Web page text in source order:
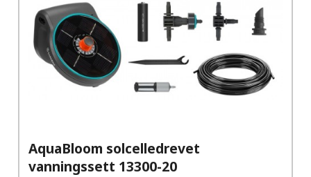
AquaBloom solcelledrevet
vanningssett 13300-20